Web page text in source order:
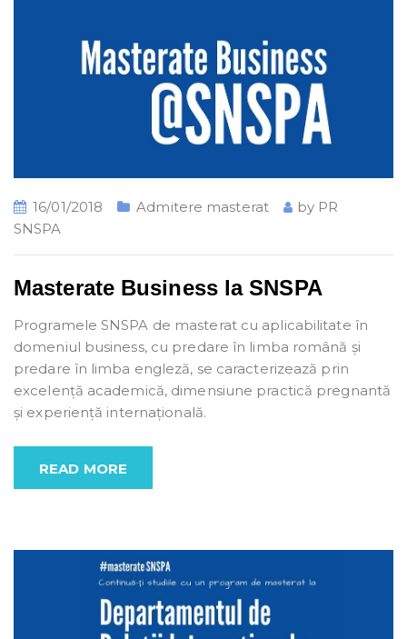
16/01/2018 Admitere masterat by PR
SNSPA
Masterate Business la SNSPA
Programele SNSPA de masterat cu aplicabilitate în
domeniul business, cu predare în limba română și
predare în limba engleză, se caracterizează prin
excelență academică, dimensiune practică pregnantă
și experiență internațională.
READ MORE